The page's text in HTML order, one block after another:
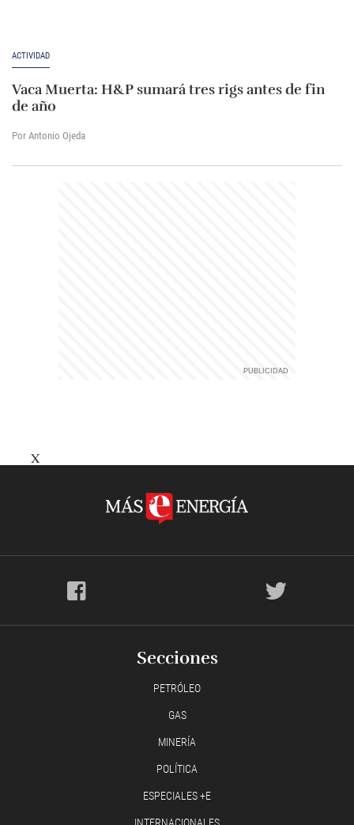
ACTIVIDAD
Vaca Muerta: H&P sumará tres rigs antes de fin
de año
Por Antonio Ojeda
X
Secciones
PETRÓLEO
GAS
MINERÍA
POLÍTICA
ESPECIALES +E